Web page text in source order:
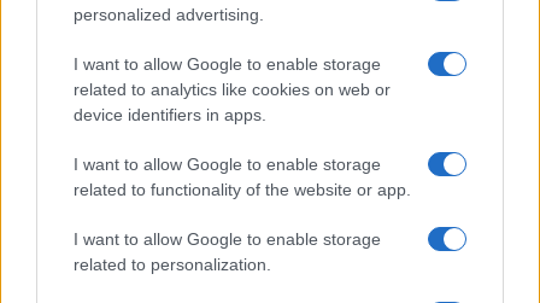
personalized advertising.
I want to allow Google to enable storage
related to analytics like cookies on web or
device identifiers in apps.
I want to allow Google to enable storage
related to functionality of the website or app.
I want to allow Google to enable storage
related to personalization.